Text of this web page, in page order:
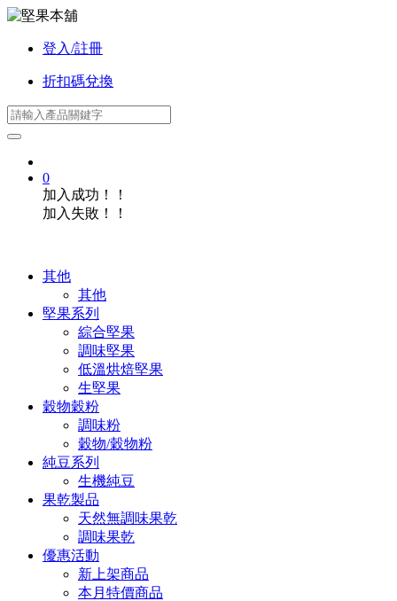
登入/註冊
折扣碼兌換
0
加入成功！！
加入失敗！！
其他
其他
堅果系列
綜合堅果
調味堅果
低溫烘焙堅果
生堅果
穀物穀粉
調味粉
穀物/穀物粉
純豆系列
生機純豆
果乾製品
天然無調味果乾
調味果乾
優惠活動
新上架商品
本月特價商品